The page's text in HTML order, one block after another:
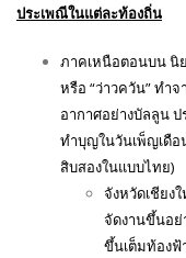
ภาคเหนือตอนบน นิย
หรือ “ว่าวควัน” ทำ
อากาศอย่างบัลลูน
ทำบุญในวันเพ็ญเดือ
สิบสองในแบบไทย)
จังหวัดเชียง
จัดงานขึ้นอย่